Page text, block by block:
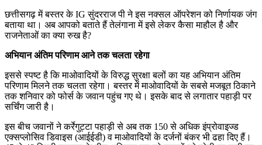
छत्तीसगढ़ में बस्तर के IG सुंदरराज पी ने इस नक्सल ऑपरेशन को निर्णायक जंग
बताया था। अब आपको बताते हैं तेलंगाना में इसे लेकर कैसा माहौल है और
राजनेताओं का क्या रुख है?
अभियान अंतिम परिणाम आने तक चलता रहेगा
इससे स्पष्ट है कि माओवादियों के विरुद्ध सुरक्षा बलों का यह अभियान अंतिम
परिणाम मिलने तक चलता रहेगा। बस्तर में माओवादियों के सबसे मजबूत ठिकाने
तक शनिवार को फोर्स के जवान पहुंच गए थे। इसके बाद से लगातार पहाड़ी पर
सर्चिंग जारी है।
इस बीच जवानों ने कर्रेगुट्टा पहाड़ी से अब तक 150 से अधिक इंप्रोवाइज्ड
एक्सप्लोसिव डिवाइस (आईईडी) व माओवादियों के दर्जनों बंकर भी ढहा दिए हैं।